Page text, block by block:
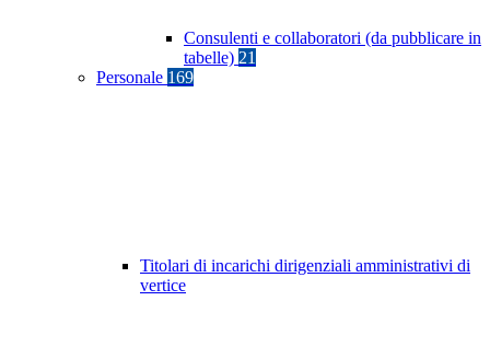
Consulenti e collaboratori (da pubblicare in
tabelle) 21
Personale 169
Titolari di incarichi dirigenziali amministrativi di
vertice